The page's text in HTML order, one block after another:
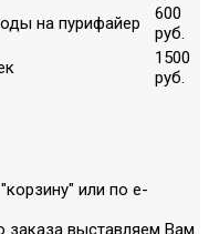
на пурифайер
600
руб.
1500
руб.
или по е-
выставляем Вам